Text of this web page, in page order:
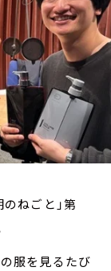
ねごと」第
服を見るたび